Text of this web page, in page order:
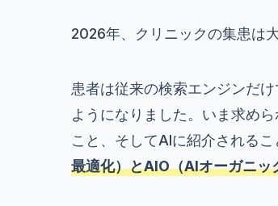
2026年、クリニックの集患は
患者は従来の検索エンジンだ
ようになりました。いま求め
こと、そしてAIに紹介されるこ
最適化）とAIO（AIオーガニッ